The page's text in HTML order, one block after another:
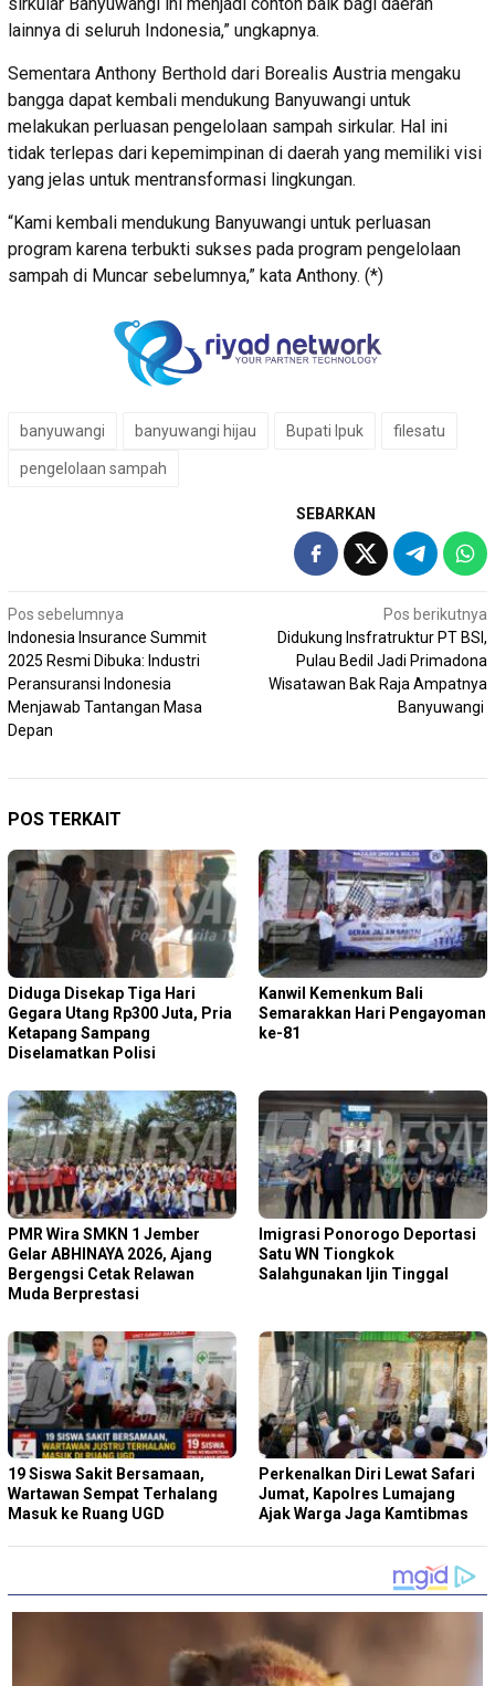
lainnya di seluruh Indonesia,” ungkapnya.
Sementara Anthony Berthold dari Borealis Austria mengaku
bangga dapat kembali mendukung Banyuwangi untuk
melakukan perluasan pengelolaan sampah sirkular. Hal ini
tidak terlepas dari kepemimpinan di daerah yang memiliki visi
yang jelas untuk mentransformasi lingkungan.
“Kami kembali mendukung Banyuwangi untuk perluasan
program karena terbukti sukses pada program pengelolaan
sampah di Muncar sebelumnya,” kata Anthony. (*)
banyuwangi banyuwangi hijau Bupati Ipuk filesatu
pengelolaan sampah
SEBARKAN
Navigasi
pos
Pos sebelumnya
Indonesia Insurance Summit
2025 Resmi Dibuka: Industri
Peransuransi Indonesia
Menjawab Tantangan Masa
Depan
Pos berikutnya
Didukung Insfratruktur PT BSI,
Pulau Bedil Jadi Primadona
Wisatawan Bak Raja Ampatnya
Banyuwangi
POS TERKAIT
Diduga Disekap Tiga Hari
Gegara Utang Rp300 Juta, Pria
Ketapang Sampang
Diselamatkan Polisi
Kanwil Kemenkum Bali
Semarakkan Hari Pengayoman
ke-81
PMR Wira SMKN 1 Jember
Gelar ABHINAYA 2026, Ajang
Bergengsi Cetak Relawan
Muda Berprestasi
Imigrasi Ponorogo Deportasi
Satu WN Tiongkok
Salahgunakan Ijin Tinggal
19 Siswa Sakit Bersamaan,
Wartawan Sempat Terhalang
Masuk ke Ruang UGD
Perkenalkan Diri Lewat Safari
Jumat, Kapolres Lumajang
Ajak Warga Jaga Kamtibmas